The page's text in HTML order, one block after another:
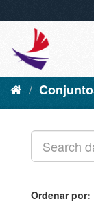
Ordenar por